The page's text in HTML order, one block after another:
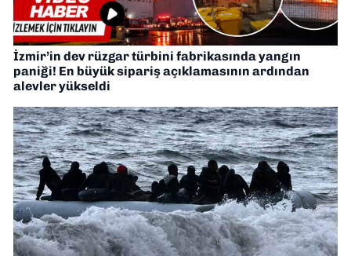
İzmir’in dev rüzgar türbini fabrikasında yangın
paniği! En büyük sipariş açıklamasının ardından
alevler yükseldi